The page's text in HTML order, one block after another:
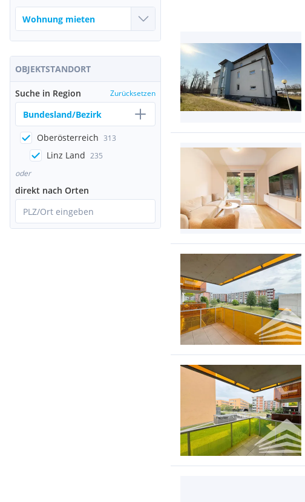
OBJEKTSTANDORT
Suche in Region Zurücksetzen
Bundesland/Bezirk
Oberösterreich 313
Linz Land 235
oder
direkt nach Orten
PLZ/Ort eingeben